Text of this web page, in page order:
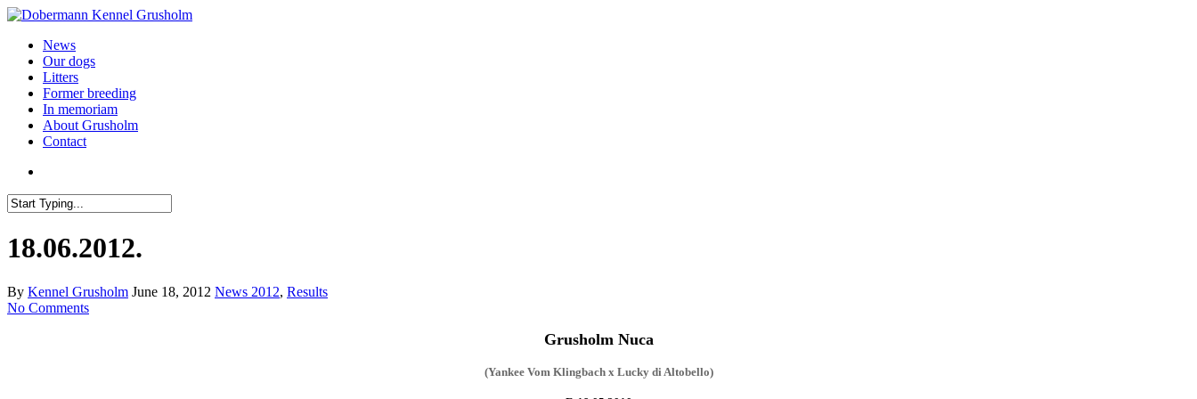
News
Our dogs
Litters
Former breeding
In memoriam
About Grusholm
Contact
18.06.2012.
By Kennel Grusholm June 18, 2012 News 2012, Results
No Comments
Grusholm Nuca
(Yankee Vom Klingbach x Lucky di Altobello)